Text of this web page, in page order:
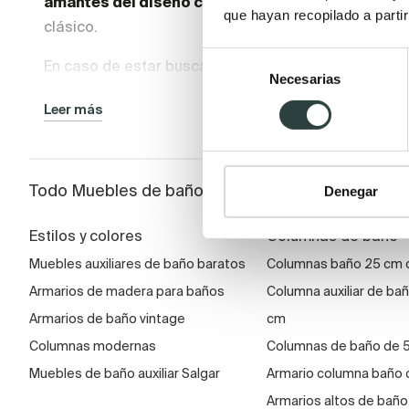
que hayan recopilado a
consentimiento
Necesarias
Denegar
clásico.
En caso de estar buscando una solución adicional
apoyadas, voladas o llevar ruedas para moverlas
Elige tu cajonera auxiliar de baño wengué de las
forma suave o amortiguada. Estas prestaciones,
precio final del producto.
¿Sabes la cantidad de cosas que puedes alojar
gran tamaño o dos de ellas.
Leer más
Todo Muebles de baño
Estilos y colores
Muebles auxiliares de baño baratos
Armarios de madera para baños
Armarios de baño vintage
Columnas modernas
Muebles de baño auxiliar Salgar
Columnas de baño
Columnas baño 25 cm
Columna auxiliar de
cm
Columnas de baño de
Armario columna baño
Armarios altos de baño